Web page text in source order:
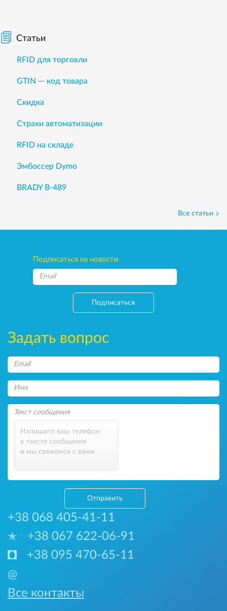
Статьи
RFID для торговли
GTIN — код товара
Скидка
Страхи автоматизации
RFID на складе
Эмбоссер Dymo
BRADY B-489
Все статьи
Подписаться на новости
Подписаться
Задать вопрос
Напишите ваш телефон
в тексте сообщения
и мы свяжемся с вами
Отправить
+38 068 405-41-11
+38 067 622-06-91
+38 095 470-65-11
@
Все контакты